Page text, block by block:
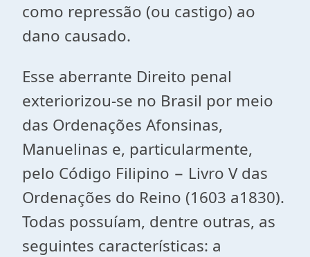
como repressão (ou castigo) ao
dano causado.
Esse aberrante Direito penal
exteriorizou-se no Brasil por meio
das Ordenações Afonsinas,
Manuelinas e, particularmente,
pelo Código Filipino − Livro V das
Ordenações do Reino (1603 a1830).
Todas possuíam, dentre outras, as
seguintes características: a